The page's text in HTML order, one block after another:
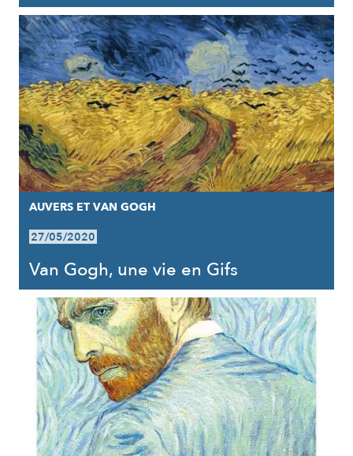
AUVERS ET VAN GOGH
27/05/2020
Van Gogh, une vie en Gifs